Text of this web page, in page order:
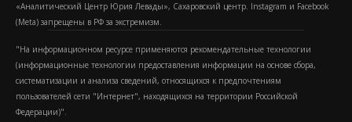
«Аналитический Центр Юрия Левады», Сахаровский центр. Instagram и Facebook
(Metа) запрещены в РФ за экстремизм.
"На информационном ресурсе применяются рекомендательные технологии
(информационные технологии предоставления информации на основе сбора,
систематизации и анализа сведений, относящихся к предпочтениям
пользователей сети "Интернет", находящихся на территории Российской
Федерации)".